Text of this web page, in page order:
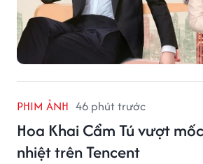
PHIM ẢNH 46 phút trước
Hoa Khai Cẩm Tú vượt
nhiệt trên Tencent